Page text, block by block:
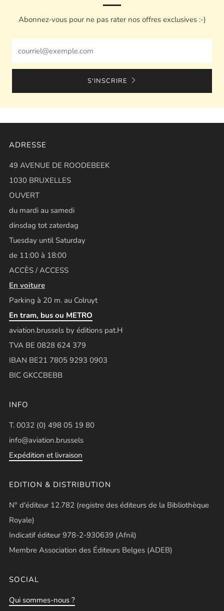
Abonnez-vous pour ne pas rater nos offres exclusives :-)
S'INSCRIRE
ADRESSE
49 AVENUE DE ROODEBEEK
1030 BRUXELLES
OUVERT
du mardi au samedi
dinsdag tot zaterdag
Tuesday until Saturday
de 11:00 à 18:00
ACCÈS / ACCESS
En voiture
Parking à 20 m. au Colruyt
En tram, bus ou METRO
aviation.brussels by éditions pat.H
TVA BE 0828 624 379
IBAN BE21 7805 9293 0903
BIC GKCCBEBB
INFO
T. 0032 (0) 498 05 19 80
info@aviation.brussels
Expédition et livraison
EDITION & DISTRIBUTION
N° d'éditeur 12.782 (registre des éditeurs de la Bibliothèque
Royale)
Indicatif éditeur 978-2-930639 (Afnil)
Membre Association des Éditeurs Belges (ADEB)
SOCIAL
Qui sommes-nous ?